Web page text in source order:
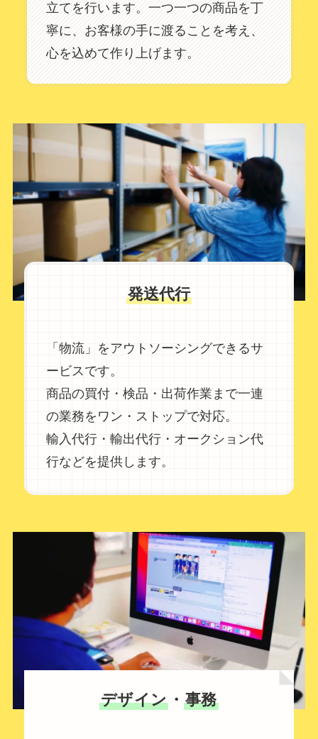
立てを行います。一つ一つの商品を丁
寧に、お客様の手に渡ることを考え、
心を込めて作り上げます。
発送代行
「物流」をアウトソーシングできるサ
ービスです。
商品の買付・検品・出荷作業まで一連
の業務をワン・ストップで対応。
輸入代行・輸出代行・オークション代
行などを提供します。
デザイン ・事務